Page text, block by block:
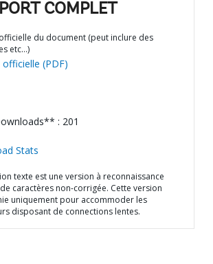
COMPLET
du document (peut inclure des
etc…)
officielle (PDF)
: 201
Stats
texte est une version à reconnaissance
caractères non-corrigée. Cette version
uniquement pour accommoder les
disposant de connections lentes.